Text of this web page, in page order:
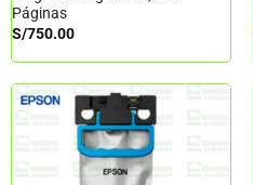
Páginas
S/750.00